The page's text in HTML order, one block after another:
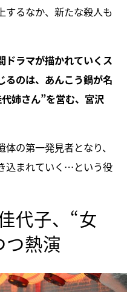
するなか、新たな殺人も
ドラマが描かれていくス
るのは、あんこう鍋が名
姉さん”を営む、宮沢
の第一発見者となり、
込まれていく…という役
代子、“女
つ熱演